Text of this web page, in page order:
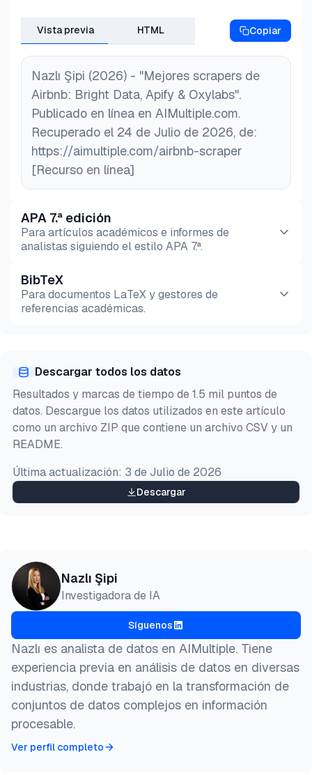
proveedor registró una tasa de éxito del 12 %
debido a fallos de renderizado, mientras que otros
que usaban configuraciones dedicadas superaron
el 93 %.
Vista previa HTML Copiar
Nazlı Şipi (2026) - "Mejores scrapers de
Airbnb: Bright Data, Apify & Oxylabs".
Publicado en línea en AIMultiple.com.
Recuperado el 24 de Julio de 2026, de:
https://aimultiple.com/airbnb-scraper
[Recurso en línea]
APA 7.ª edición
Para artículos académicos e informes de
analistas siguiendo el estilo APA 7.ª.
Vista previa HTML
BibTeX
Para documentos LaTeX y gestores de
referencias académicas.
@misc{sipi2026,
  author = {Şipi, Nazlı},
title  = {{Mejores scrapers de Airbnb: Bright
  year   = {2026},
  month  = jul,
note   = {AIMultiple. Recuperado el 24 de Julio
}
Descargar todos los datos
Resultados y marcas de tiempo de 1.5 mil puntos de
datos. Descargue los datos utilizados en este artículo
como un archivo ZIP que contiene un archivo CSV y un
README.
Última actualización: 3 de Julio de 2026
Descargar
Nazlı Şipi
Investigadora de IA
Síguenos
Nazlı es analista de datos en AIMultiple. Tiene
experiencia previa en análisis de datos en diversas
industrias, donde trabajó en la transformación de
conjuntos de datos complejos en información
procesable.
Ver perfil completo